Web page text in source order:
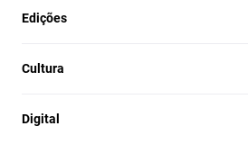
Edições
Cultura
Digital